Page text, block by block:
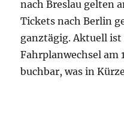
nach Breslau gelten
Tickets nach Berlin
ganztägig. Aktuell
Fahrplanwechsel am
buchbar, was in